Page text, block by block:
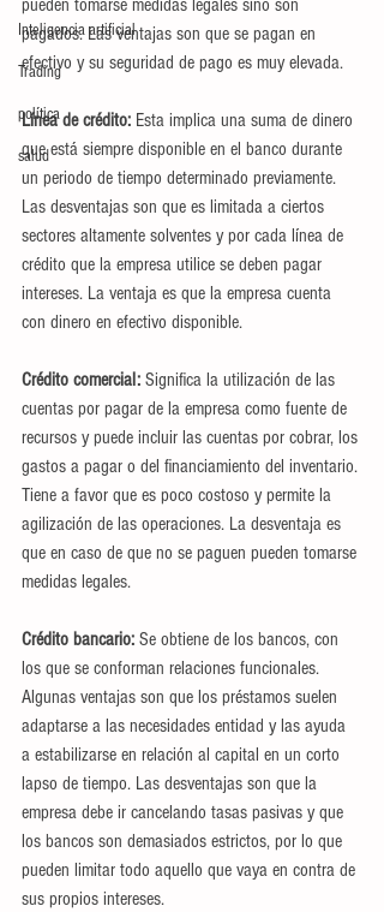
Inteligencia artificial
Trading
política
salud
pueden tomarse medidas legales sino son
pagados. Las ventajas son que se pagan en
efectivo y su seguridad de pago es muy elevada.
Línea de crédito: Esta implica una suma de dinero
que está siempre disponible en el banco durante
un periodo de tiempo determinado previamente.
Las desventajas son que es limitada a ciertos
sectores altamente solventes y por cada línea de
crédito que la empresa utilice se deben pagar
intereses. La ventaja es que la empresa cuenta
con dinero en efectivo disponible.
Crédito comercial: Significa la utilización de las
cuentas por pagar de la empresa como fuente de
recursos y puede incluir las cuentas por cobrar, los
gastos a pagar o del financiamiento del inventario.
Tiene a favor que es poco costoso y permite la
agilización de las operaciones. La desventaja es
que en caso de que no se paguen pueden tomarse
medidas legales.
Crédito bancario: Se obtiene de los bancos, con
los que se conforman relaciones funcionales.
Algunas ventajas son que los préstamos suelen
adaptarse a las necesidades entidad y las ayuda
a estabilizarse en relación al capital en un corto
lapso de tiempo. Las desventajas son que la
empresa debe ir cancelando tasas pasivas y que
los bancos son demasiados estrictos, por lo que
pueden limitar todo aquello que vaya en contra de
sus propios intereses.